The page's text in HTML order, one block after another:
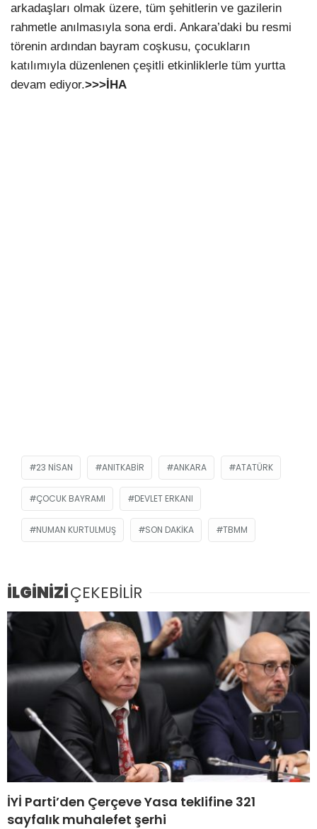
arkadaşları olmak üzere, tüm şehitlerin ve gazilerin
rahmetle anılmasıyla sona erdi. Ankara’daki bu resmi
törenin ardından bayram coşkusu, çocukların
katılımıyla düzenlenen çeşitli etkinliklerle tüm yurtta
devam ediyor.>>>İHA
23 NISAN ANITKABIR ANKARA ATATÜRK
ÇOCUK BAYRAMI DEVLET ERKANI
NUMAN KURTULMUŞ SON DAKIKA TBMM
İLGİNİZİÇEKEBİLİR
İYİ Parti’den Çerçeve Yasa teklifine 321
sayfalık muhalefet şerhi